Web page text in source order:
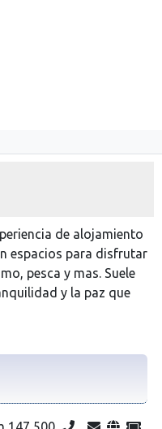
de alojamiento
espacios para disfrutar
pesca y mas. Suele
y la paz que